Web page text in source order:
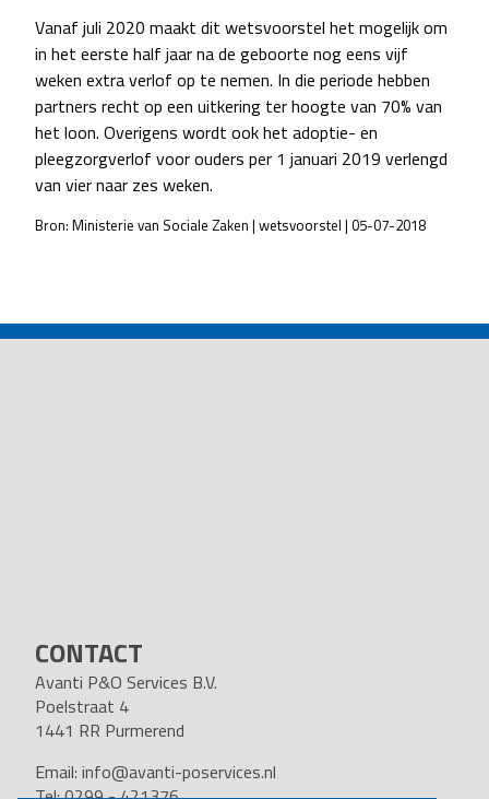
Vanaf juli 2020 maakt dit wetsvoorstel het mogelijk om
in het eerste half jaar na de geboorte nog eens vijf
weken extra verlof op te nemen. In die periode hebben
partners recht op een uitkering ter hoogte van 70% van
het loon. Overigens wordt ook het adoptie- en
pleegzorgverlof voor ouders per 1 januari 2019 verlengd
van vier naar zes weken.
Bron: Ministerie van Sociale Zaken | wetsvoorstel | 05-07-2018
NAVIGATION
CONTACT
Avanti P&O Services B.V.
Poelstraat 4
1441 RR Purmerend
Email: info@avanti-poservices.nl